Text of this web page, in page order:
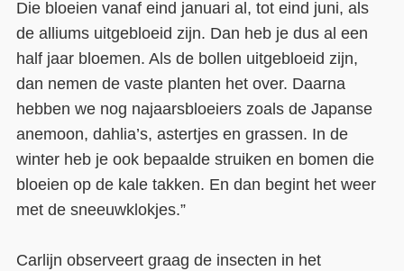
Die bloeien vanaf eind januari al, tot eind juni, als
de alliums uitgebloeid zijn. Dan heb je dus al een
half jaar bloemen. Als de bollen uitgebloeid zijn,
dan nemen de vaste planten het over. Daarna
hebben we nog najaarsbloeiers zoals de Japanse
anemoon, dahlia’s, astertjes en grassen. In de
winter heb je ook bepaalde struiken en bomen die
bloeien op de kale takken. En dan begint het weer
met de sneeuwklokjes.”
Carlijn observeert graag de insecten in het